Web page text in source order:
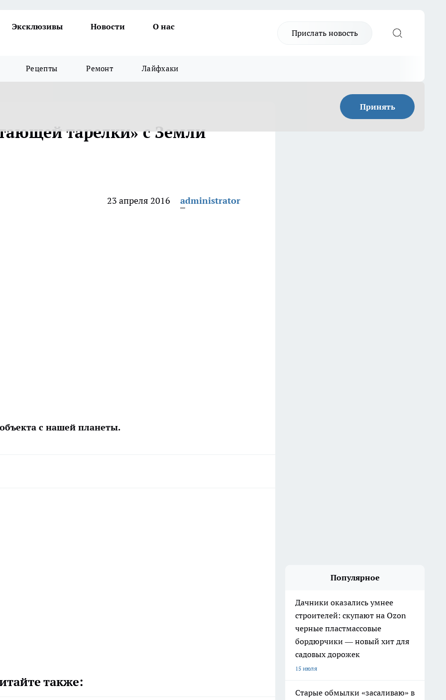
Эксклюзивы Новости
О нас
Прислать новость
Рецепты Ремонт Лайфхаки
Принять
тарелки» с Земли
23 апреля 2016
administrator
с нашей планеты.
также:
Популярное
Дачники оказались умнее
строителей: скупают на Ozon
черные пластмассовые
бордюрчики — новый хит для
садовых дорожек
15 июля
Рукастые умники скупают на